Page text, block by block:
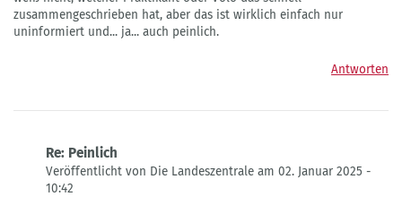
zusammengeschrieben hat, aber das ist wirklich einfach nur
uninformiert und... ja... auch peinlich.
Antworten
Re: Peinlich
Veröffentlicht von Die Landeszentrale am 02. Januar 2025 -
10:42